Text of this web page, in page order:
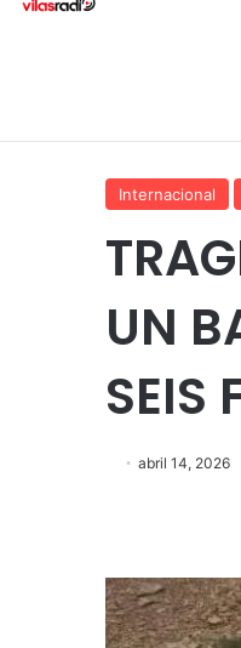
Internacional
UN
SEIS
abril 14, 2026